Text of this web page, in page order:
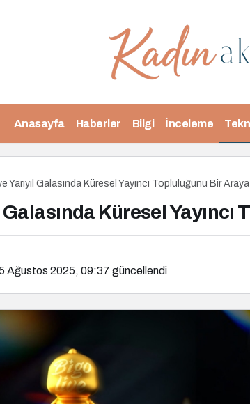
Anasayfa Haberler Bilgi İnceleme
Yarıyıl Galasında Küresel Yayıncı Topluluğunu Bir
Galasında Küresel
Ağustos 2025, 09:37 güncellendi